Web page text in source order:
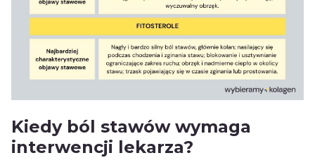
Kiedy ból stawów wymaga
interwencji lekarza?